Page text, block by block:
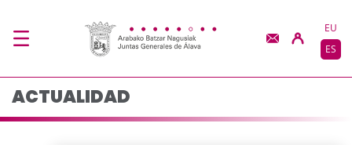
Actualidad - JJGG-
EU
ES
ACTUALIDAD